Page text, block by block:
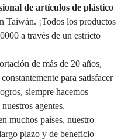
de artículos de plástico
Taiwán. ¡Todos los productos
a través de un estricto
de más de 20 años,
para satisfacer
siempre hacemos
agentes.
muchos países, nuestro
plazo y de beneficio